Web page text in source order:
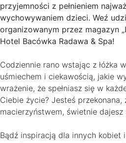
przyjemności z pełnieniem
wychowywaniem dzieci. Weź
organizowanym przez magazyn
Hotel Bacówka Radawa & Spa!
Codziennie rano wstając z łóżka
uśmiechem i ciekawością, jakie
wrażenie, że spełniasz się w
Ciebie życie? Jesteś przekonana,
macierzyństwem, świetnie dajesz
Bądź inspiracją dla innych kobiet